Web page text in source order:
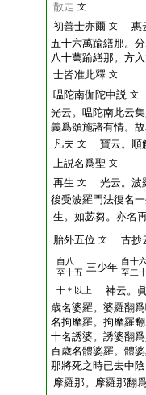
散走 文
初善士亦爾 文
惠
五十六萬踰繕那。
八十萬踰繕那。方
士皆准此釋 文
嗢陀南伽陀中説 文
光云。嗢陀南此云
義爲頌施諸有情。
凡夫 文
寶云。順
上説名爲聖 文
再生 文
光云。波
後受波羅門法復名
生。如苾芻。亦名
胎外五位 文 古抄
自八
至十五 三少年 自十
至二
十＊以上
神云。
歳名婆羅。婆羅翻
名拘摩羅。拘摩羅
十名誘婆。誘婆翻
百歳名體婆羅。體
那將死之時已去中
摩羅那。摩羅那翻